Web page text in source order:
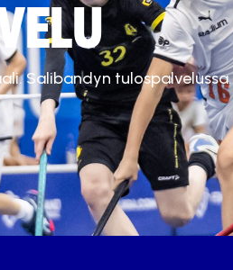
Salibandyn tulospalvelussa.